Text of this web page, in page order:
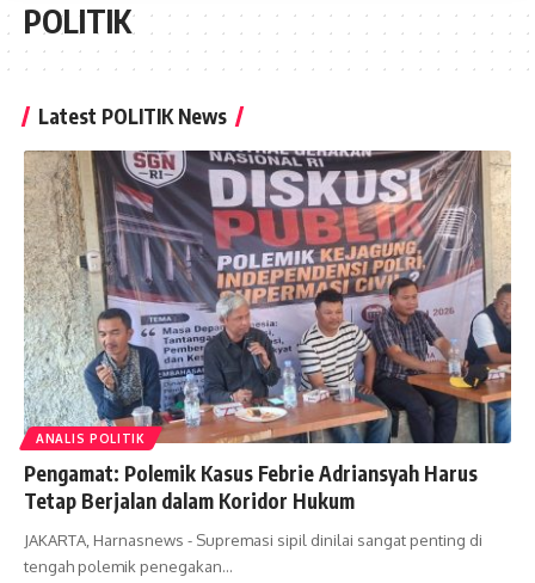
POLITIK
Latest POLITIK News
ANALIS POLITIK
Pengamat: Polemik Kasus Febrie Adriansyah Harus
Tetap Berjalan dalam Koridor Hukum
JAKARTA, Harnasnews - Supremasi sipil dinilai sangat penting di
tengah polemik penegakan…